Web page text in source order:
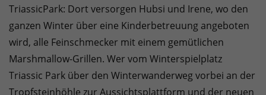
TriassicPark: Dort versorgen Hubsi und Irene, wo den
ganzen Winter über eine Kinderbetreuung angeboten
wird, alle Feinschmecker mit einem gemütlichen
Marshmallow-Grillen. Wer vom Winterspielplatz
Triassic Park über den Winterwanderweg vorbei an der
Tropfsteinhöhle zur Aussichtsplattform und der neuen